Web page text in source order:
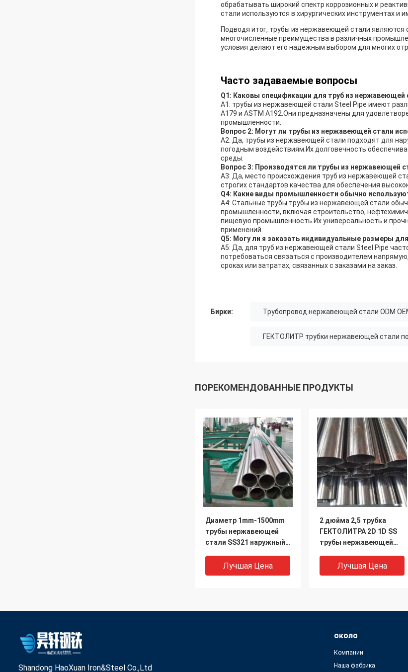
обрабатывать широкий спектр коррозионных и
стали используются в хирургических инструментах и
Подводя итог, трубы из нержавеющей стали
многочисленные преимущества в различных
условия делают его надежным выбором для многих
Часто задаваемые вопросы
Q1: Каковы спецификации для труб из нержавеющей
A1: трубы из нержавеющей стали Steel Pipe имеют
A179 и ASTM A192.Они предназначены для
промышленности.
Вопрос 2: Могут ли трубы из нержавеющей стали
A2: Да, трубы из нержавеющей стали подходят для
погодным воздействиям.Их долговечность
среды.
Вопрос 3: Производятся ли трубы из нержавеющей
A3: Да, место происхождения труб из нержавеющей
строгих стандартов качества для обеспечения
Q4: Какие виды промышленности обычно
A4: Стальные трубы трубы из нержавеющей стали
промышленности, включая строительство,
пищевую промышленность.Их универсальность и
применений.
Q5: Могу ли я заказать индивидуальные размеры
A5: Да, для труб из нержавеющей стали Steel Pipe
потребоваться связаться с производителем
сроках или затратах, связанных с заказами на заказ.
Бирки: Трубопровод нержавеющей стали ODM
ГЕКТОЛИТР трубки нержавеющей стали
ПОРЕКОМЕНДОВАННЫЕ ПРОДУКТЫ
Диаметр 1mm-1500mm
трубы нержавеющей
стали SS321 наружный
стали 2,5 дюймов
Лучшая Цена
2 дюйма 2,5 трубка
ГЕКТОЛИТРА 2D 1D SS
трубы нержавеющей
Лучшая Цена
Shandong HaoXuan Iron&Steel Co.,Ltd
около
Компании
Наша фабрика